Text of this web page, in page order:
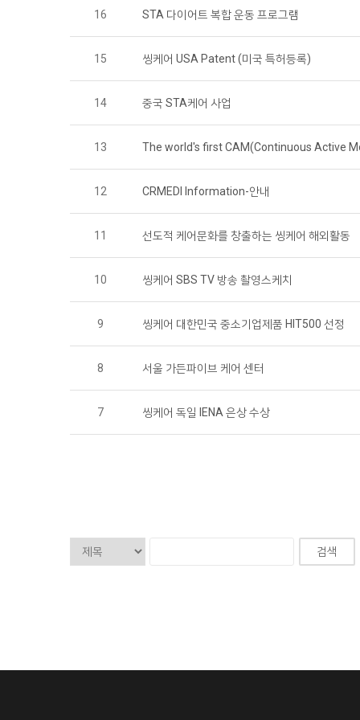
16 STA 다이어트 복합 운동 프로그램
15 씽케어 USA Patent (미국 특허등록)
14 중국 STA케어 사업
13 The world's first CAM(Continuous Active
12 CRMEDI Information-안내
11 선도적 케어문화를 창출하는 씽케어 해외활동
10 씽케어 SBS TV 방송 촬영스케치
9 씽케어 대한민국 중소기업제품 HIT500 선정
8 서울 가든파이브 케어 센터
7 씽케어 독일 IENA 은상 수상